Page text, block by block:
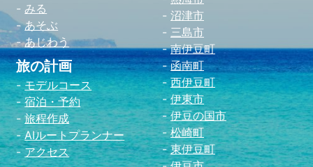
みる
あそぶ
あじわう
旅の計画
モデルコース
宿泊・予約
旅程作成
AIルートプランナー
アクセス
沼津市
三島市
南伊豆町
函南町
西伊豆町
伊東市
伊豆の国市
松崎町
東伊豆町